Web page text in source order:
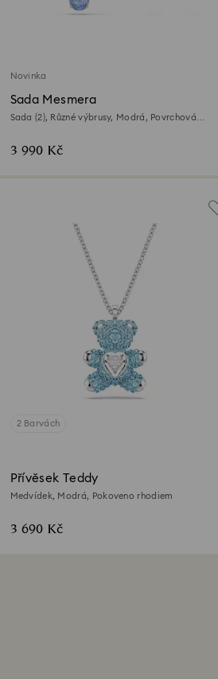
Novinka
Sada Mesmera
Sada (2), Různé výbrusy, Modrá, Povrchová
3 990 Kč
2 Barvách
Přívěsek Teddy
Medvídek, Modrá, Pokoveno rhodiem
3 690 Kč